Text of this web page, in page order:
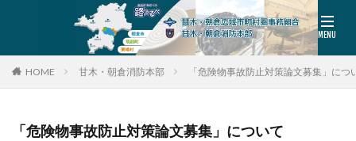
HOME 甘木・朝倉消防本部 「危険物事故防止対策論文募集」につ
「危険物事故防止対策論文募集」について